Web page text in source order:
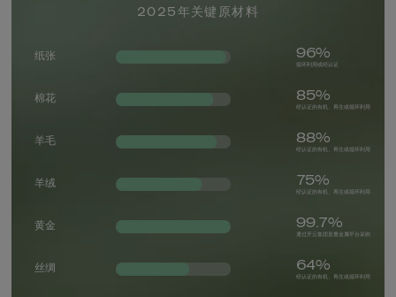
2025年关键原材料
纸张 96%
循环利用或经认证
棉花 85%
经认证的有机、再生或循环利用
羊毛 88%
经认证的有机、再生或循环利用
羊绒 75%
经认证的有机、再生或循环利用
黄金 99.7%
通过开云集团贵重金属平台采购
丝绸 64%
经认证的有机、再生或循环利用